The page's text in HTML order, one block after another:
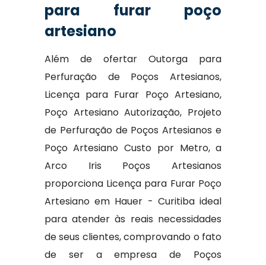
para furar poço
artesiano
Além de ofertar Outorga para
Perfuração de Poços Artesianos,
Licença para Furar Poço Artesiano,
Poço Artesiano Autorização, Projeto
de Perfuração de Poços Artesianos e
Poço Artesiano Custo por Metro, a
Arco Iris Poços Artesianos
proporciona Licença para Furar Poço
Artesiano em Hauer - Curitiba ideal
para atender às reais necessidades
de seus clientes, comprovando o fato
de ser a empresa de Poços